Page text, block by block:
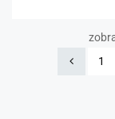
1